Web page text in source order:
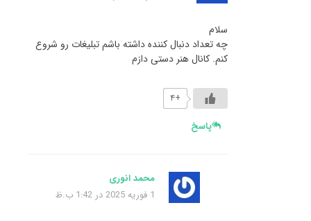
سلام
چه تعداد دنبال کننده داشته باشم تبلیغات رو شروع
کنم. کانال هنر دستی دازم
+۴
پاسخ
محمد انوری
1 فوریه 2025 در 1:42 ب.ظ